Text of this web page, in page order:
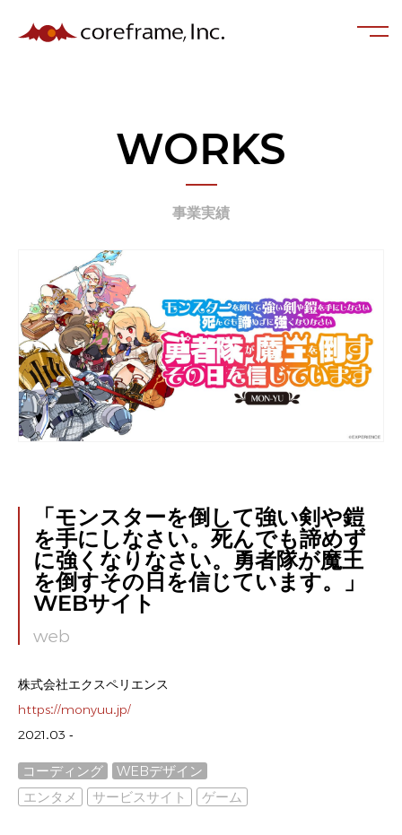
WORKS
事業実績
「モンスターを倒して強い剣や鎧
を手にしなさい。死んでも諦めず
に強くなりなさい。勇者隊が魔王
を倒すその日を信じています。」
WEBサイト
web
株式会社エクスペリエンス
https://monyuu.jp/
2021.03 -
コーディング
WEBデザイン
エンタメ
サービスサイト ゲーム